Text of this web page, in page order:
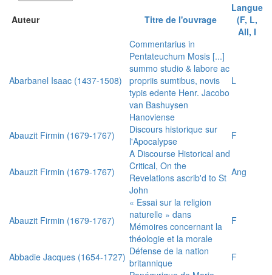
Auteur Titre de l'ouvrage
Langue
(F, L,
All, I
Abarbanel Isaac (1437-1508)
Commentarius in
Pentateuchum Mosis [...]
summo studio & labore ac
propriis sumtibus, novis
typis edente Henr. Jacobo
van Bashuysen
Hanoviense
L
Abauzit Firmin (1679-1767)
Discours historique sur
l'Apocalypse
F
Abauzit Firmin (1679-1767)
A Discourse Historical and
Critical, On the
Revelations ascrib'd to St
John
Ang
Abauzit Firmin (1679-1767)
« Essai sur la religion
naturelle » dans
Mémoires concernant la
théologie et la morale
F
Abbadie Jacques (1654-1727) Défense de la nation
britannique
F